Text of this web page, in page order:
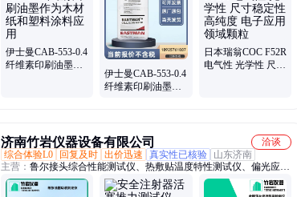
胶、纯树脂尼龙
伊士曼CAB-553-0.4
纤维素印刷油墨作
伊士曼CAB-553-0.4
纤维素印刷油墨作
日本瑞翁COC F52R
电气性 光学性 尺寸
济南竹岩仪器设备有限公司
洽谈
综合体验L0
回复及时 出价迅速 真实性已核验
山东济南
主营： 鲁尔接头综合性能测试仪、热敷贴温度特性测试仪、偏光应力
仪、纸张油墨吸收测定仪、注射器滑动性能测试仪、自动瓶盖扭矩